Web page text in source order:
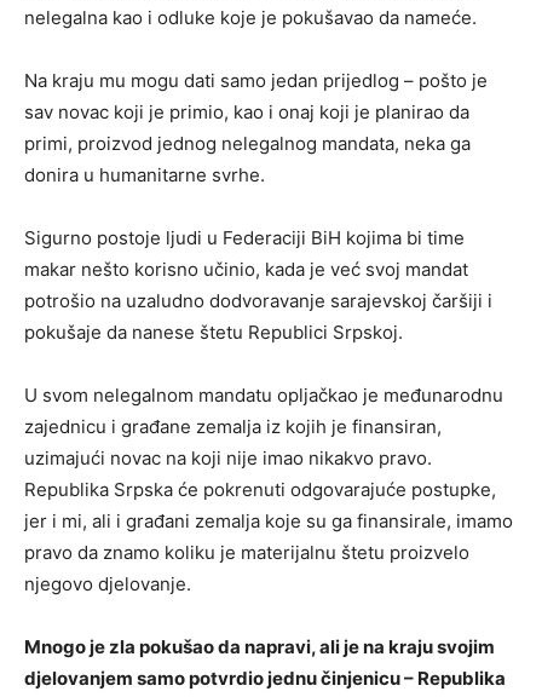
nelegalna kao i odluke koje je pokušavao da nameće.
Na kraju mu mogu dati samo jedan prijedlog – pošto je
sav novac koji je primio, kao i onaj koji je planirao da
primi, proizvod jednog nelegalnog mandata, neka ga
donira u humanitarne svrhe.
Sigurno postoje ljudi u Federaciji BiH kojima bi time
makar nešto korisno učinio, kada je već svoj mandat
potrošio na uzaludno dodvoravanje sarajevskoj čaršiji i
pokušaje da nanese štetu Republici Srpskoj.
U svom nelegalnom mandatu opljačkao je međunarodnu
zajednicu i građane zemalja iz kojih je finansiran,
uzimajući novac na koji nije imao nikakvo pravo.
Republika Srpska će pokrenuti odgovarajuće postupke,
jer i mi, ali i građani zemalja koje su ga finansirale, imamo
pravo da znamo koliku je materijalnu štetu proizvelo
njegovo djelovanje.
Mnogo je zla pokušao da napravi, ali je na kraju svojim
djelovanjem samo potvrdio jednu činjenicu – Republika